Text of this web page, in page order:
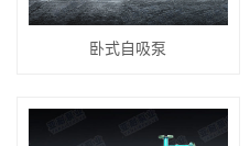
卧式自吸泵